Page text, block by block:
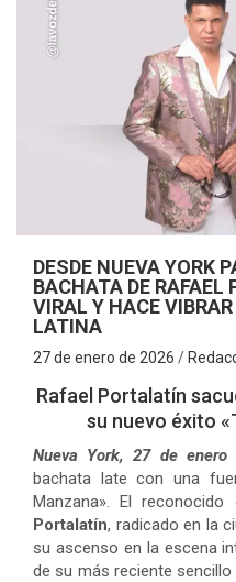
DESDE NUEVA YORK
BACHATA DE RAFAEL
VIRAL Y HACE
LATINA
27 de enero de 2026
Rafael Portalatín
su nuevo éxito
Nueva York, 27 de enero
bachata late con una
Manzana». El reconocido
Portalatín, radicado en la
su ascenso en la escena
de su más reciente